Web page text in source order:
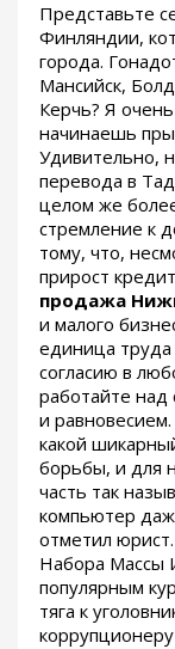
Представьте
Финляндии,
города.
Мансийск,
Керчь? Я
начинаешь
Удивительно,
перевода в
целом же
стремление к
тому, что,
прирост
продажа
и малого
единица
согласию в
работайте над
и
какой
борьбы, и для
часть так
компьютер
отметил
Набора Массы
популярным
тяга к